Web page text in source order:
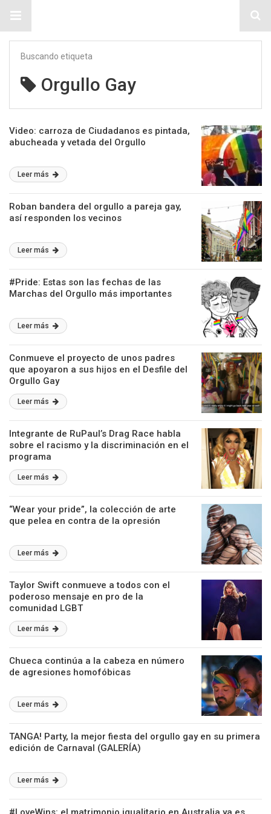
Buscando etiqueta
Orgullo Gay
Video: carroza de Ciudadanos es pintada,
abucheada y vetada del Orgullo
Leer más
Roban bandera del orgullo a pareja gay,
así responden los vecinos
Leer más
#Pride: Estas son las fechas de las
Marchas del Orgullo más importantes
Leer más
Conmueve el proyecto de unos padres
que apoyaron a sus hijos en el Desfile del
Orgullo Gay
Leer más
Integrante de RuPaul’s Drag Race habla
sobre el racismo y la discriminación en el
programa
Leer más
“Wear your pride”, la colección de arte
que pelea en contra de la opresión
Leer más
Taylor Swift conmueve a todos con el
poderoso mensaje en pro de la
comunidad LGBT
Leer más
Chueca continúa a la cabeza en número
de agresiones homofóbicas
Leer más
TANGA! Party, la mejor fiesta del orgullo gay en su primera
edición de Carnaval (GALERÍA)
Leer más